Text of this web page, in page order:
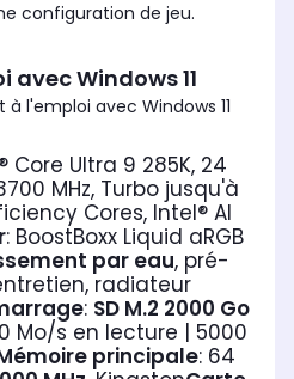
configuration de jeu.
avec Windows 11
l'emploi avec Windows 11
Core Ultra 9 285K, 24
MHz, Turbo jusqu'à
Cores, Intel® AI
: BoostBoxx Liquid aRGB
par eau, pré-
radiateur
: SD M.2 2000 Go
Mo/s en lecture | 5000
principale: 64